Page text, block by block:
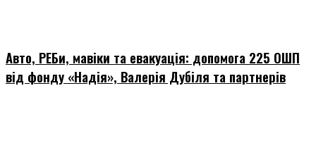
Авто, РЕБи, мавіки та евакуація: допомога 225 ОШП
від фонду «Надія», Валерія Дубіля та партнерів